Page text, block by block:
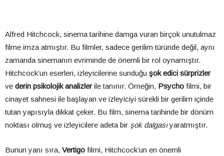
Alfred Hitchcock, sinema tarihine damga vuran birçok unutulmaz
filme imza atmıştır. Bu filmler, sadece gerilim türünde değil, aynı
zamanda sinemanın evriminde de önemli bir rol oynamıştır.
Hitchcock’un eserleri, izleyicilerine sunduğu şok edici sürprizler
ve derin psikolojik analizlerile tanınır. Örneğin, Psycho filmi, bir
cinayet sahnesi ile başlayan ve izleyiciyi sürekli bir gerilim içinde
tutan yapısıyla dikkat çeker. Bu film, sinema tarihinde bir dönüm
noktası olmuş ve izleyicilere adeta bir şok dalgasıyaratmıştır.
Bunun yanı sıra, Vertigo filmi, Hitchcock’un en önemli